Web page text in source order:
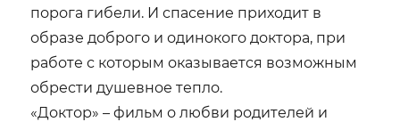
порога гибели. И спасение приходит в
образе доброго и одинокого доктора, при
работе с которым оказывается возможным
обрести душевное тепло.
«Доктор» – фильм о любви родителей и